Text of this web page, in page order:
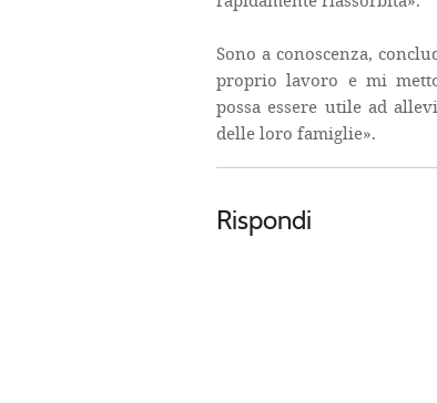
Sono a conoscenza,
proprio lavoro e mi
possa essere utile ad
delle loro famiglie».
Rispondi